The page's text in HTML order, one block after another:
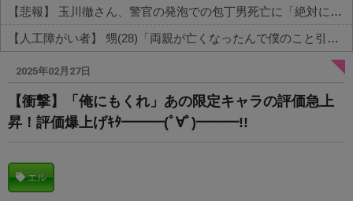
【悲報】 玉川徹さん、警官の発泡での包丁男死亡に「絶対に死刑にならない罪なのに警察が死刑にした！」 → 元警官のマジレスがコチラ → ………
【人工障がい者】 甥(28)「両親が亡くなったんで僕のこと引き取ってほしいんですけど！」なんでいい年したヒキニートを引き取らなきゃいけないんだ...
Powered by livedoor 相互RSS
2025年02月27日
【衝撃】「俺にもくれ」あの限定キャラの評価急上
昇！評価爆上げｷﾀ━━━(ﾟ∀ﾟ)━━━!!
エル